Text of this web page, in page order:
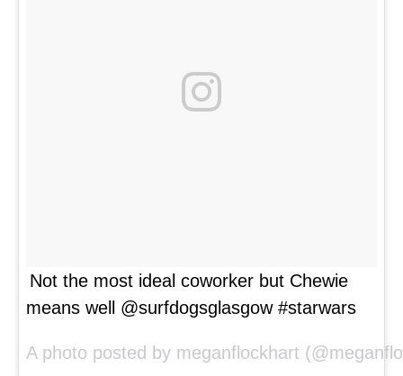
Not the most ideal coworker but Chewie
means well @surfdogsglasgow #starwars
A photo posted by meganflockhart